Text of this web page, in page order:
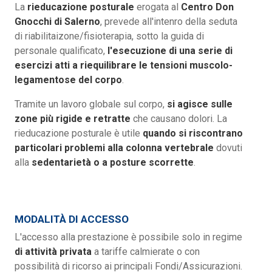
La rieducazione posturale erogata al Centro Don
Gnocchi di Salerno, prevede all'intenro della seduta
di riabilitaizone/fisioterapia, sotto la guida di
personale qualificato, l'esecuzione di una serie di
esercizi atti a riequilibrare le tensioni muscolo-
legamentose del corpo
Tramite un lavoro globale sul corpo, si agisce sulle
zone più rigide e retratte che causano dolori. La
rieducazione posturale è utile quando si riscontrano
particolari problemi alla colonna vertebrale dovuti
alla sedentarietà o a posture scorrette
MODALITÀ DI ACCESSO
L'accesso alla prestazione è possibile solo in regime
di attività privata a tariffe calmierate o con
possibilità di ricorso ai principali Fondi/Assicurazioni.